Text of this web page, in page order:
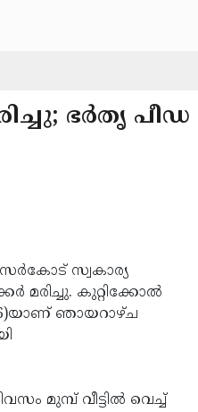
ഭര്‍തൃ പീഡ
സ്വകാര്യ
മരിച്ചു. കുറ്റിക്കോല്‍
ഞായറാഴ്ച
മുമ്പ് വീട്ടില്‍ വെച്ച്